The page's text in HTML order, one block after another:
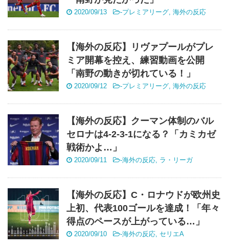
2020/09/13 -プレミアリーグ, 海外の反応
【海外の反応】リヴァプールがプレ
ミア開幕を控え、練習動画を公開
「南野の動きが切れている！」
2020/09/12 -プレミアリーグ, 海外の反応
【海外の反応】クーマン体制のバル
セロナは4‐2‐3‐1になる？「カミカゼ
戦術かよ…」
2020/09/11 -海外の反応, ラ・リーガ
【海外の反応】C・ロナウドが欧州史
上初、代表100ゴールを達成！「年々
得点のペースが上がっている…」
2020/09/10 -海外の反応, セリエA